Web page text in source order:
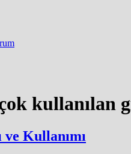
kullanılan
Kullanımı